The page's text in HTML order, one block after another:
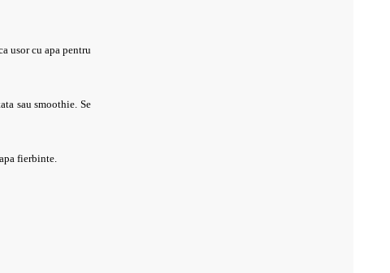
usor cu apa pentru
sau smoothie. Se
fierbinte.